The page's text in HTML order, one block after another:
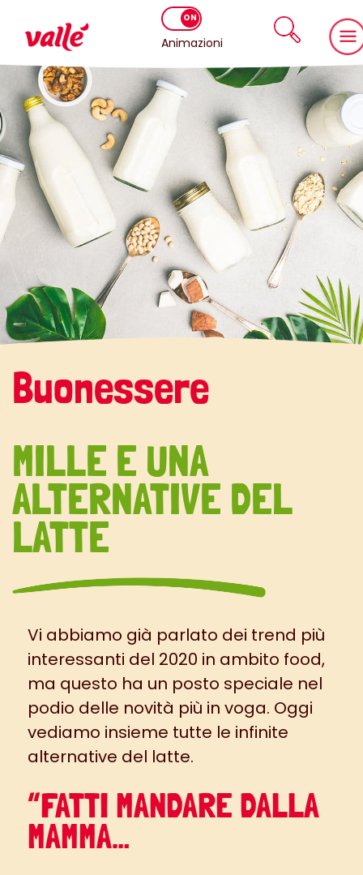
Animazioni
Buonessere
MILLE E UNA
ALTERNATIVE DEL
LATTE
Vi abbiamo già parlato dei trend più
interessanti del 2020 in ambito food,
ma questo ha un posto speciale nel
podio delle novità più in voga. Oggi
vediamo insieme tutte le infinite
alternative del latte.
“FATTI MANDARE DALLA
MAMMA…